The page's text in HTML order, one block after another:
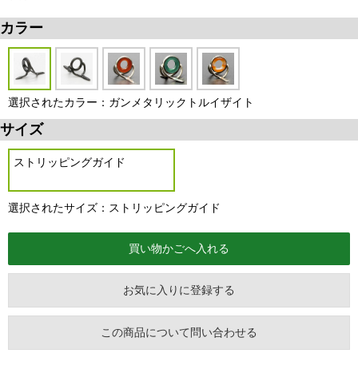
カラー
選択されたカラー：ガンメタリックトルイザイト
サイズ
ストリッピングガイド
選択されたサイズ：ストリッピングガイド
お気に入りに登録する
この商品について問い合わせる